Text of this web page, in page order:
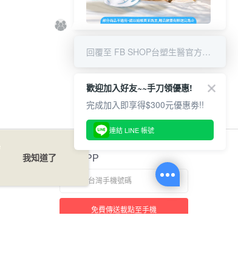
官方APP
免費傳送載點至手機
我知道了
好禮
回覆至 FB SHOP台塑生醫官方商城
歡迎加入好友~~手刀領優惠!
完成加入即享得$300元優惠劵!!
連結 LINE 帳號